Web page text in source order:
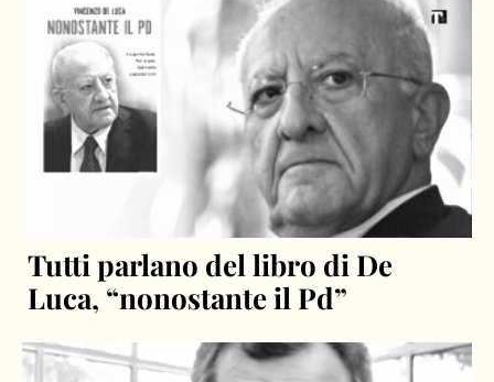
Tutti parlano del libro di De
Luca, “nonostante il Pd”